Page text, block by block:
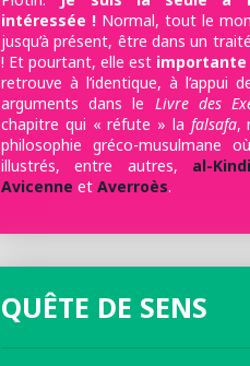
intéressée ! Normal, tout le
jusqu’à présent, être dans un
! Et pourtant, elle est importante
retrouve à l’identique, à l’appui
arguments dans le Livre des
chapitre qui « réfute » la falsafa,
philosophie gréco-musulmane
illustrés, entre autres, al-Kindi
Avicenne et Averroès.
QUÊTE DE SENS